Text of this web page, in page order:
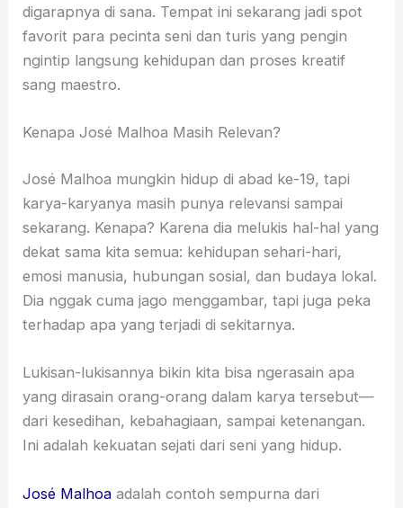
digarapnya di sana. Tempat ini sekarang jadi spot
favorit para pecinta seni dan turis yang pengin
ngintip langsung kehidupan dan proses kreatif
sang maestro.
Kenapa José Malhoa Masih Relevan?
José Malhoa mungkin hidup di abad ke-19, tapi
karya-karyanya masih punya relevansi sampai
sekarang. Kenapa? Karena dia melukis hal-hal yang
dekat sama kita semua: kehidupan sehari-hari,
emosi manusia, hubungan sosial, dan budaya lokal.
Dia nggak cuma jago menggambar, tapi juga peka
terhadap apa yang terjadi di sekitarnya.
Lukisan-lukisannya bikin kita bisa ngerasain apa
yang dirasain orang-orang dalam karya tersebut—
dari kesedihan, kebahagiaan, sampai ketenangan.
Ini adalah kekuatan sejati dari seni yang hidup.
José Malhoa adalah contoh sempurna dari